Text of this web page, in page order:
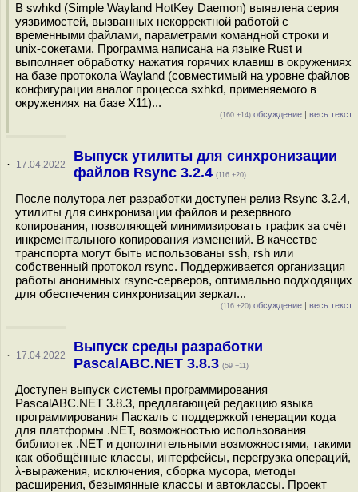
В swhkd (Simple Wayland HotKey Daemon) выявлена серия
уязвимостей, вызванных некорректной работой с
временными файлами, параметрами командной строки и
unix-сокетами. Программа написана на языке Rust и
выполняет обработку нажатия горячих клавиш в окружениях
на базе протокола Wayland (совместимый на уровне файлов
конфигурации аналог процесса sxhkd, применяемого в
окружениях на базе X11)...
(160 +14) обсуждение | весь текст
· 17.04.2022
Выпуск утилиты для синхронизации
файлов Rsync 3.2.4 (116 +20)
После полутора лет разработки доступен релиз Rsync 3.2.4,
утилиты для синхронизации файлов и резервного
копирования, позволяющей минимизировать трафик за счёт
инкрементального копирования изменений. В качестве
транспорта могут быть использованы ssh, rsh или
собственный протокол rsync. Поддерживается организация
работы анонимных rsync-серверов, оптимально подходящих
для обеспечения синхронизации зеркал...
(116 +20) обсуждение | весь текст
· 17.04.2022
Выпуск среды разработки
PascalABC.NET 3.8.3 (59 +11)
Доступен выпуск системы программирования
PascalABC.NET 3.8.3, предлагающей редакцию языка
программирования Паскаль с поддержкой генерации кода
для платформы .NET, возможностью использования
библиотек .NET и дополнительными возможностями, такими
как обобщённые классы, интерфейсы, перегрузка операций,
λ-выражения, исключения, сборка мусора, методы
расширения, безымянные классы и автоклассы. Проект